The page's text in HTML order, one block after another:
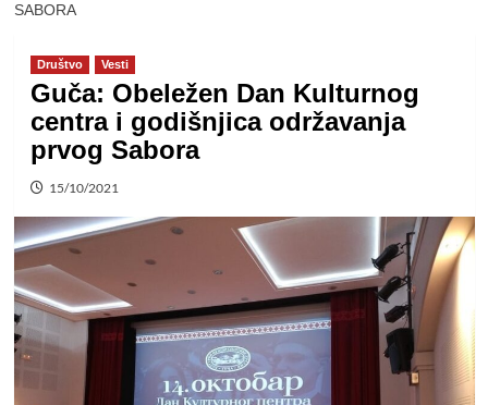
SABORA
Društvo Vesti
Guča: Obeležen Dan Kulturnog
centra i godišnjica održavanja
prvog Sabora
15/10/2021